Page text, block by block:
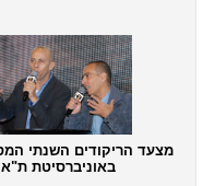
באוניברסיטת ת"א